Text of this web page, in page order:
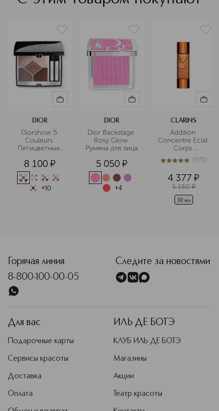
DIOR
Diorshow 5
Couleurs
Пятицветные
8 100 ¤
+10
DIOR
Dior Backstage
Rosy Glow
Румяна для лица
5 050 ¤
+4
CLARINS
Addition
Concentre Eclat
Corps
Концентрат с
эффектом
5из 5975 (975)
4 377 ¤
5 150 ¤
30 мл
Горячая линия
8-800-100-00-05
Следите за новостями
Для вас
Подарочные карты
Сервисы красоты
Доставка
Оплата
ИЛЬ ДЕ БОТЭ
КЛУБ ИЛЬ ДЕ БОТЭ
Магазины
Акции
Театр красоты